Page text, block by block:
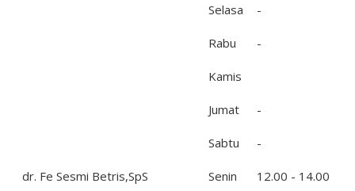
Selasa -
Rabu -
Kamis
Jumat -
Sabtu -
dr. Fe Sesmi Betris,SpS Senin 12.00 - 14.00